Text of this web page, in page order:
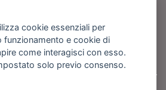
cookie essenziali per
funzionamento e cookie di
come interagisci con esso.
solo previo consenso.